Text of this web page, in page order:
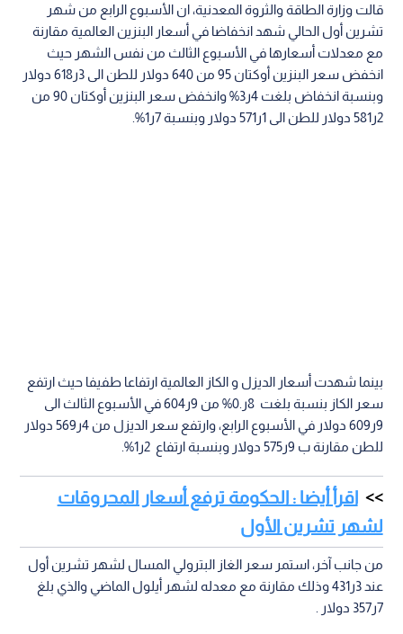
قالت وزارة الطاقة والثروة المعدنية، ان الأسبوع الرابع من شهر
تشرين أول الحالي شهد انخفاضا في أسعار البنزين العالمية مقارنة
مع معدلات أسعارها في الأسبوع الثالث من نفس الشهر حيث
انخفض سعر البنزين أوكتان 95 من 640 دولار للطن الى 3ر618 دولار
وبنسبة انخفاض بلغت 4ر3% وانخفض سعر البنزين أوكتان 90 من
2ر581 دولار للطن الى 1ر571 دولار وبنسبة 7ر1%.
بينما شهدت أسعار الديزل و الكاز العالمية ارتفاعا طفيفا حيث ارتفع
سعر الكاز بنسبة بلغت 8ر.0% من 9ر604 في الأسبوع الثالث الى
9ر609 دولار في الأسبوع الرابع، وارتفع سعر الديزل من 4ر569 دولار
للطن مقارنة ب 9ر575 دولار وبنسبة ارتفاع 2ر1%.
اقرأ أيضا : الحكومة ترفع أسعار المحروقات
لشهر تشرين الأول
من جانب آخر، استمر سعر الغاز البترولي المسال لشهر تشرين أول
عند 3ر431 وذلك مقارنة مع معدله لشهر أيلول الماضي والذي بلغ
7ر357 دولار .